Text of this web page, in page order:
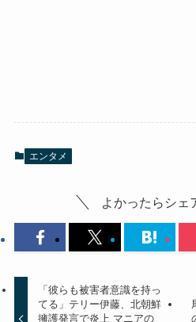
エンタメ
よかったらシェ
「彼らも被害者意識を持っ
てる」テリー伊藤、北朝鮮
擁護発言で炎上 マニアの